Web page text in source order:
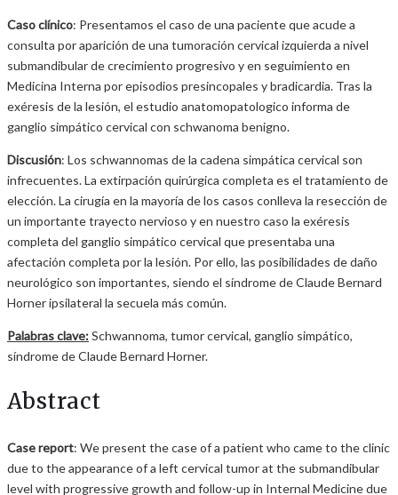
Caso clínico: Presentamos el caso de una paciente que acude a
consulta por aparición de una tumoración cervical izquierda a nivel
submandibular de crecimiento progresivo y en seguimiento en
Medicina Interna por episodios presincopales y bradicardia. Tras la
exéresis de la lesión, el estudio anatomopatologico informa de
ganglio simpático cervical con schwanoma benigno.
Discusión: Los schwannomas de la cadena simpática cervical son
infrecuentes. La extirpación quirúrgica completa es el tratamiento de
elección. La cirugía en la mayoría de los casos conlleva la resección de
un importante trayecto nervioso y en nuestro caso la exéresis
completa del ganglio simpático cervical que presentaba una
afectación completa por la lesión. Por ello, las posibilidades de daño
neurológico son importantes, siendo el síndrome de Claude Bernard
Horner ipsilateral la secuela más común.
Palabras clave:Schwannoma, tumor cervical, ganglio simpático,
síndrome de Claude Bernard Horner.
Abstract
Case report: We present the case of a patient who came to the clinic
due to the appearance of a left cervical tumor at the submandibular
level with progressive growth and follow-up in Internal Medicine due